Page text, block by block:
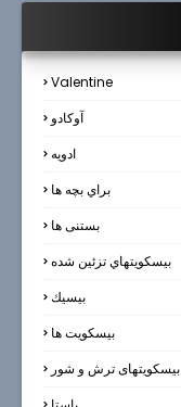
Valentine
آوکادو
ادويه
براي بچه ها
بستنی ها
بيسكويتهاي تزئين شده
بيسيك
بیسکویت ها
بیسکویتهای ترش و شور